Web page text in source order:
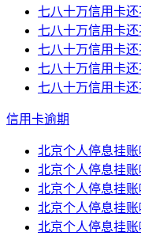
七八十万信用卡
七八十万信用卡
七八十万信用卡
七八十万信用卡
七八十万信用卡
信用卡逾期
北京个人停息挂
北京个人停息挂
北京个人停息挂
北京个人停息挂
北京个人停息挂